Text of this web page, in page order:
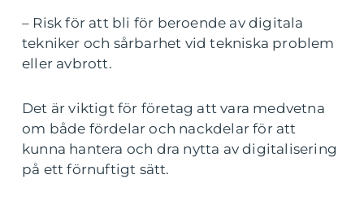
– Risk för att bli för beroende av digitala
tekniker och sårbarhet vid tekniska problem
eller avbrott.
Det är viktigt för företag att vara medvetna
om både fördelar och nackdelar för att
kunna hantera och dra nytta av digitalisering
på ett förnuftigt sätt.